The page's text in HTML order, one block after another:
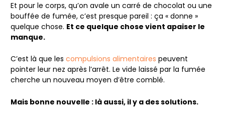
Et pour le corps, qu’on avale un carré de chocolat ou une
bouffée de fumée, c’est presque pareil : ça « donne »
quelque chose. Et ce quelque chose vient apaiser le
manque.
C’est là que les compulsions alimentaires peuvent
pointer leur nez après l’arrêt. Le vide laissé par la fumée
cherche un nouveau moyen d’être comblé.
Mais bonne nouvelle : là aussi, il y a des solutions.